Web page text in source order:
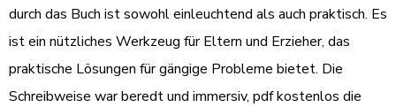
durch das Buch ist sowohl einleuchtend als auch praktisch. Es
ist ein nützliches Werkzeug für Eltern und Erzieher, das
praktische Lösungen für gängige Probleme bietet. Die
Schreibweise war beredt und immersiv, pdf kostenlos die